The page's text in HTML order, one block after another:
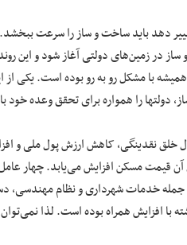
دهد باید ساخت و ساز را سرعت
ساز در زمین‌های دولتی آغاز شود و این
با مشکل رو به رو بوده است. یکی از
را همواره برای تحقق وعده خود
خلق نقدینگی، کاهش ارزش پول ملی و
آن قیمت مسکن افزایش می‌یابد. چهار
خدمات شهرداری و نظام مهندسی،
با افزایش همراه بوده است. لذا